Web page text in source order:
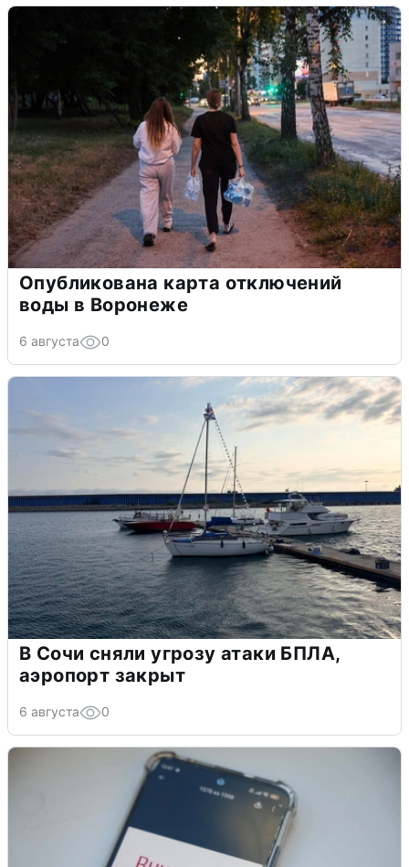
Опубликована карта отключений
воды в Воронеже
6 августа 0
В Сочи сняли угрозу атаки БПЛА,
аэропорт закрыт
6 августа 0